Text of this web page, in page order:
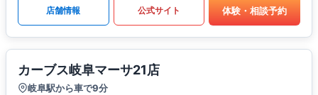
店舗情報 公式サイト 体験・相談予約
カーブス岐阜マーサ21店
岐阜駅から車で9分